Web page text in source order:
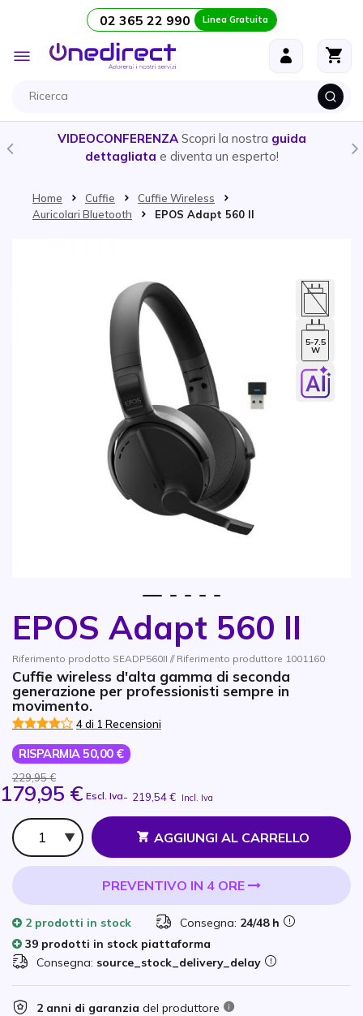
Salta al contenuto 02 365 22 990 Linea Gratuita
Toggle
Nav
VIDEOCONFERENZA Scopri la nostra guida
dettagliata e diventa un esperto!
Home Cuffie
Cuffie Wireless
Auricolari Bluetooth
EPOS Adapt 560 II
EPOS Adapt 560 II
Riferimento prodotto SEADP560II // Riferimento produttore 1001160
Cuffie wireless d'alta gamma di seconda
generazione per professionisti sempre in
movimento.
4 di 1 Recensioni
RISPARMIA 50,00 €
229,95 €
179,95 € Escl. Iva- 219,54 € Incl. Iva
Qtà
AGGIUNGI AL CARRELLO
PREVENTIVO IN 4 ORE
2 prodotti in stock Consegna: 24/48 h
39 prodotti in stock piattaforma
Consegna: source_stock_delivery_delay
2 anni di garanzia del produttore
5-7.5
W
Vai all'inizio della galleria di immagini